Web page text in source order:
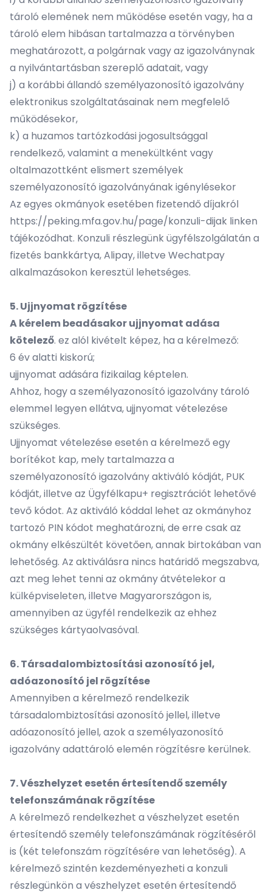
tároló elemének nem működése esetén vagy, ha a
tároló elem hibásan tartalmazza a törvényben
meghatározott, a polgárnak vagy az igazolványnak
a nyilvántartásban szereplő adatait, vagy
j) a korábbi állandó személyazonosító igazolvány
elektronikus szolgáltatásainak nem megfelelő
működésekor,
k) a huzamos tartózkodási jogosultsággal
rendelkező, valamint a menekültként vagy
oltalmazottként elismert személyek
személyazonosító igazolványának igénylésekor
Az egyes okmányok esetében fizetendő díjakról
https://peking.mfa.gov.hu/page/konzuli-dijak linken
tájékozódhat. Konzuli részlegünk ügyfélszolgálatán a
fizetés bankkártya, Alipay, illetve Wechatpay
alkalmazásokon keresztül lehetséges.
5. Ujjnyomat rögzítése
A kérelem beadásakor ujjnyomat adása
kötelező. ez alól kivételt képez, ha a kérelmező:
6 év alatti kiskorú;
ujjnyomat adására fizikailag képtelen.
Ahhoz, hogy a személyazonosító igazolvány tároló
elemmel legyen ellátva, ujjnyomat vételezése
szükséges.
Ujjnyomat vételezése esetén a kérelmező egy
borítékot kap, mely tartalmazza a
személyazonosító igazolvány aktiváló kódját, PUK
kódját, illetve az Ügyfélkapu+ regisztrációt lehetővé
tevő kódot. Az aktiváló kóddal lehet az okmányhoz
tartozó PIN kódot meghatározni, de erre csak az
okmány elkészültét követően, annak birtokában van
lehetőség. Az aktiválásra nincs határidő megszabva,
azt meg lehet tenni az okmány átvételekor a
külképviseleten, illetve Magyarországon is,
amennyiben az ügyfél rendelkezik az ehhez
szükséges kártyaolvasóval.
6. Társadalombiztosítási azonosító jel,
adóazonosító jel rögzítése
Amennyiben a kérelmező rendelkezik
társadalombiztosítási azonosító jellel, illetve
adóazonosító jellel, azok a személyazonosító
igazolvány adattároló elemén rögzítésre kerülnek.
7. Vészhelyzet esetén értesítendő személy
telefonszámának rögzítése
A kérelmező rendelkezhet a vészhelyzet esetén
értesítendő személy telefonszámának rögzítéséről
is (két telefonszám rögzítésére van lehetőség). A
kérelmező szintén kezdeményezheti a konzuli
részlegünkön a vészhelyzet esetén értesítendő